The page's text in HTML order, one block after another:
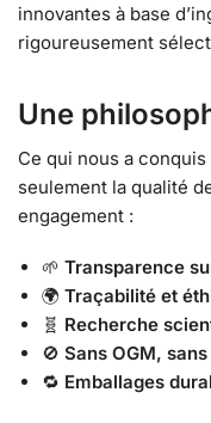
innovantes à base
rigoureusement
Une
Ce qui nous a
seulement la qualité
engagement :
🌱 Transparence
🌍 Traçabilité et
🧬 Recherche
🚫 Sans OGM,
🔁 Emballages